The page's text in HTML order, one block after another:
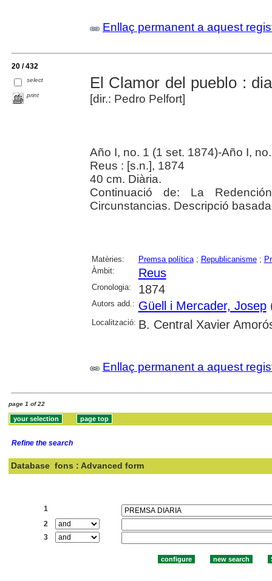
Enllaç permanent a aquest
20 / 432
select
print
El Clamor del pueblo :
[dir.: Pedro Pelfort]
Año I, no. 1 (1 set. 1874)-Año I,
Reus : [s.n.], 1874
40 cm. Diària.
Continuació de: La
Circunstancias. Descripció
Matèries: Premsa política; Republicanisme;
Àmbit:
Reus
Cronologia: 1874
Autors add.: Güell i Mercader, Josep
Localització: B. Central Xavier
Enllaç permanent a aquest
page 1 of 22
Refine the search
Database fons : Advanced form
1
2
3